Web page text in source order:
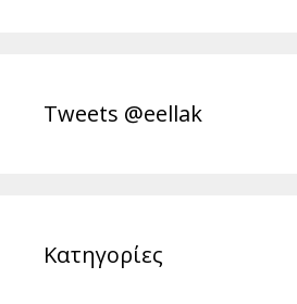
Tweets @eellak
Κατηγορίες